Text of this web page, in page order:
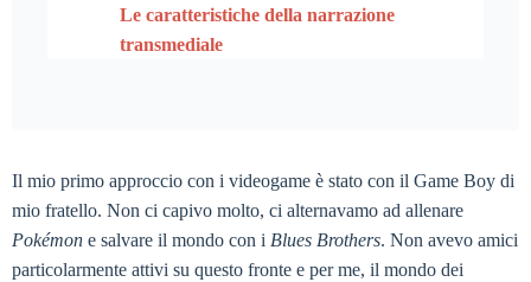
Le caratteristiche della narrazione
transmediale
Il mio primo approccio con i videogame è stato con il Game Boy di
mio fratello. Non ci capivo molto, ci alternavamo ad allenare
Pokémon e salvare il mondo con i Blues Brothers. Non avevo amici
particolarmente attivi su questo fronte e per me, il mondo dei